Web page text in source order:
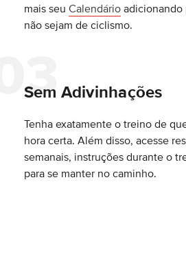
mais seu Calendárioadicionando
não sejam de ciclismo.
Sem Adivinhações
Tenha exatamente o treino de
hora certa. Além disso, acesse
semanais, instruções durante o
para se manter no caminho.